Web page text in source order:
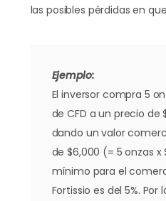
las posibles pérdidas en
Ejemplo:
El inversor compra 5
de CFD a un precio de
dando un valor
de $6,000 (= 5 onzas x
mínimo para el
Fortissio es del 5%.